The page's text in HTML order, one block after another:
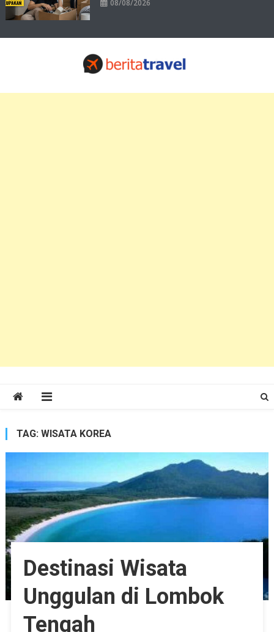
08/08/2026
Travelbiz
TAG: WISATA KOREA
Destinasi Wisata
Unggulan di Lombok
Tengah